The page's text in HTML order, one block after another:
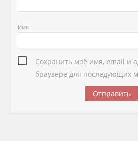
Имя
Сохранить моё имя, email и
браузере для последующих